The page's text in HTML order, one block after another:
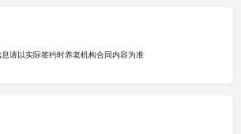
请以实际签约时养老机构合同内容为准